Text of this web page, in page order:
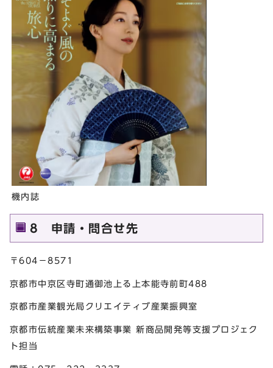
機内誌
8 申請・問合せ先
〒604－8571
京都市中京区寺町通御池上る上本能寺前町488
京都市産業観光局クリエイティブ産業振興室
京都市伝統産業未来構築事業 新商品開発等支援プロジェク
ト担当